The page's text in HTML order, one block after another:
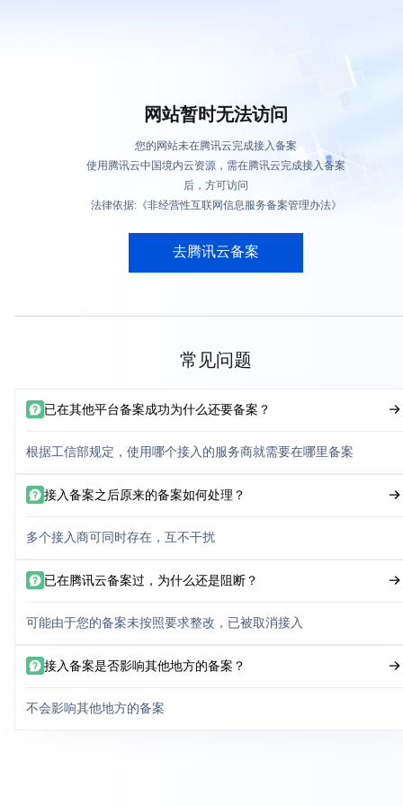
网站暂时无法访问
您的网站未在腾讯云完成接入备案
使用腾讯云中国境内云资源，需在腾讯云完成接入备案
后，方可访问
法律依据:《非经营性互联网信息服务备案管理办法》
去腾讯云备案
常见问题
已在其他平台备案成功为什么还要备案？
根据工信部规定，使用哪个接入的服务商就需要在哪里备案
接入备案之后原来的备案如何处理？
多个接入商可同时存在，互不干扰
已在腾讯云备案过，为什么还是阻断？
可能由于您的备案未按照要求整改，已被取消接入
接入备案是否影响其他地方的备案？
不会影响其他地方的备案